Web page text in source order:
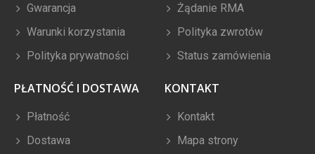
Gwarancja
Warunki korzystania
Polityka prywatności
Żądanie RMA
Polityka zwrotów
Status zamówienia
PŁATNOŚĆ I DOSTAWA
Płatność
Dostawa
KONTAKT
Kontakt
Mapa strony